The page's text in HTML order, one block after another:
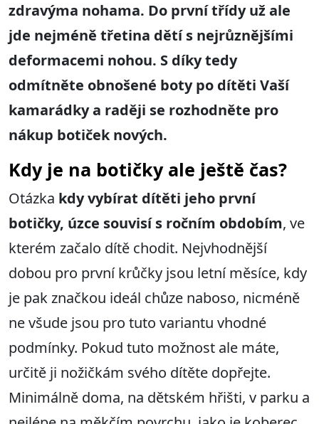
zdravýma nohama. Do první třídy už ale
jde nejméně třetina dětí s nejrůznějšími
deformacemi nohou. S díky tedy
odmítněte obnošené boty po dítěti Vaší
kamarádky a raději se rozhodněte pro
nákup botiček nových.
Kdy je na botičky ale ještě čas?
Otázka kdy vybírat dítěti jeho první
botičky, úzce souvisí s ročním obdobím, ve
kterém začalo dítě chodit. Nejvhodnější
dobou pro první krůčky jsou letní měsíce, kdy
je pak značkou ideál chůze naboso, nicméně
ne všude jsou pro tuto variantu vhodné
podmínky. Pokud tuto možnost ale máte,
určitě ji nožičkám svého dítěte dopřejte.
Minimálně doma, na dětském hřišti, v parku a